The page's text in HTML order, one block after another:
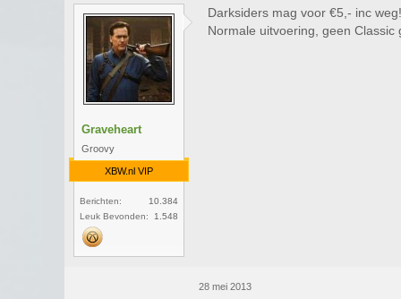
Graveheart
Groovy
XBW.nl VIP
Berichten:
10.384
Leuk Bevonden:
1.548
Darksiders mag voor €5,- inc weg!
Normale uitvoering, geen Classic
28 mei 2013